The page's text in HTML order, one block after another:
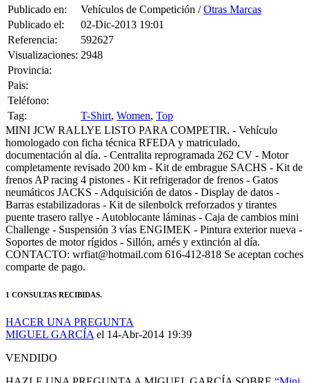
Publicado el:
02-Dic-2013 19:01
Referencia:
592627
Visualizaciones:
2948
Provincia:
Pais:
Teléfono:
Tag:
MINI JCW RALLYE LISTO PARA COMPETIR. - Vehículo
homologado con ficha técnica RFEDA y matriculado,
documentación al día. - Centralita reprogramada 262 CV - Motor
completamente revisado 200 km - Kit de embrague SACHS - Kit de
frenos AP racing 4 pistones - Kit refrigerador de frenos - Gatos
neumáticos JACKS - Adquisición de datos - Display de datos -
Barras estabilizadoras - Kit de silenbolck rreforzados y tirantes
puente trasero rallye - Autoblocante láminas - Caja de cambios mini
Challenge - Suspensión 3 vías ENGIMEK - Pintura exterior nueva -
Soportes de motor rígidos - Sillón, arnés y extinción al día.
CONTACTO: wrfiat@hotmail.com 616-412-818 Se aceptan coches
comparte de pago.
MIGUEL GARCÍA el 14-Abr-2014 19:39
VENDIDO
HAZLE UNA PREGUNTA A MIGUEL GARCÍA SOBRE
rallye n2”